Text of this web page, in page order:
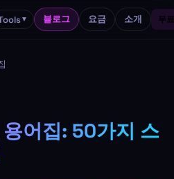
▼ 블로그 요금 소개 무
어집: 50가지 스